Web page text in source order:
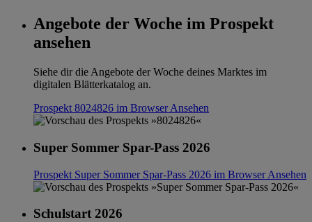
Angebote der Woche im Prospekt
ansehen
Siehe dir die Angebote der Woche deines Marktes im
digitalen Blätterkatalog an.
Prospekt 8024826 im BrowserAnsehen
Super Sommer Spar-Pass 2026
Prospekt Super Sommer Spar-Pass 2026 im BrowserAnsehen
Schulstart 2026